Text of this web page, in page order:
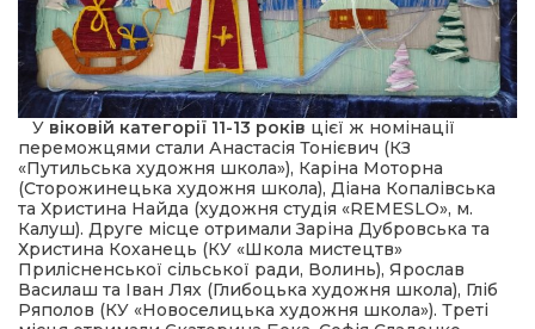
У віковій категорії 11-13 років цієї ж номінації
переможцями стали Анастасія Тонієвич (КЗ
«Путильська художня школа»), Каріна Моторна
(Сторожинецька художня школа), Діана Копалівська
та Христина Найда (художня студія «REMESLO», м.
Калуш). Друге місце отримали Заріна Дубровська та
Христина Коханець (КУ «Школа мистецтв»
Прилісненської сільської ради, Волинь), Ярослав
Василаш та Іван Лях (Глибоцька художня школа), Гліб
Ряполов (КУ «Новоселицька художня школа»). Треті